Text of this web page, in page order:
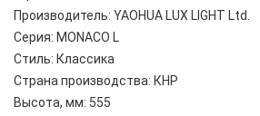
Производитель: YAOHUA LUX LIGHT Ltd.
Серия: MONACO L
Стиль: Классика
Страна производства: КНР
Высота, мм: 555